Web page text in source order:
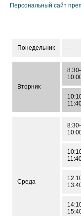
Персональный сайт
Понедельник --
Вторник
8:30-
Среда
8:30-